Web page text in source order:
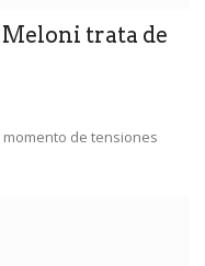
trata de
de tensiones